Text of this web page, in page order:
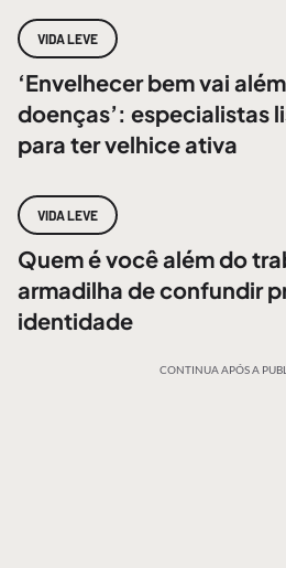
VIDA LEVE
‘Envelhecer bem vai
doenças’: especialistas
para ter velhice ativa
VIDA LEVE
Quem é você além do
armadilha de confundir
identidade
CONTINUA APÓS A